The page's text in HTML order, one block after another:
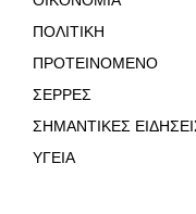
ΠΟΛΙΤΙΚΗ
ΠΡΟΤΕΙΝΟΜΕΝΟ
ΣΕΡΡΕΣ
ΣΗΜΑΝΤΙΚΕΣ
ΥΓΕΙΑ